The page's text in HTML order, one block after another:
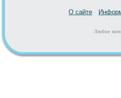
О сайте
Любое